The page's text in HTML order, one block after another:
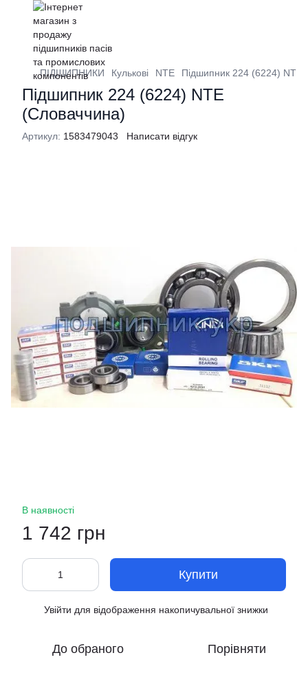
ПІДШИПНИКИ Кулькові NTE Підшипник 224 (6224) NTE
Підшипник 224 (6224) NTE
(Словаччина)
Артикул: 1583479043 Написати відгук
В наявності
1 742 грн
Купити
Увійти для відображення накопичувальної знижки
До обраного Порівняти